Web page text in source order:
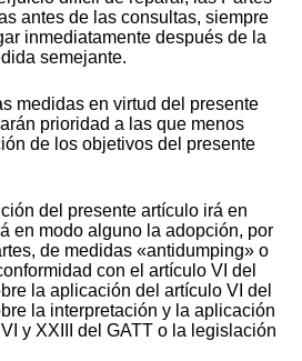
antes de las consultas, siempre
inmediatamente después de la
semejante.
medidas en virtud del presente
prioridad a las que menos
de los objetivos del presente
del presente artículo irá en
en modo alguno la adopción, por
de medidas «antidumping» o
con el artículo VI del
la aplicación del artículo VI del
la interpretación y la aplicación
y XXIII del GATT o la legislación